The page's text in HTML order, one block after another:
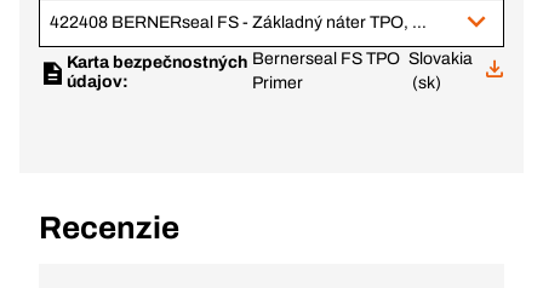
422408 BERNERseal FS - Základný náter TPO, priehľadný
Karta bezpečnostných
údajov:
Bernerseal FS TPO
Primer
Slovakia
(sk)
Recenzie